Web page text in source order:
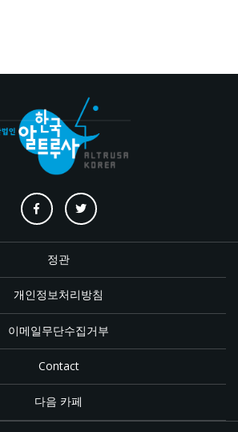
정관
개인정보처리방침
이메일무단수집거부
Contact
다음 카페